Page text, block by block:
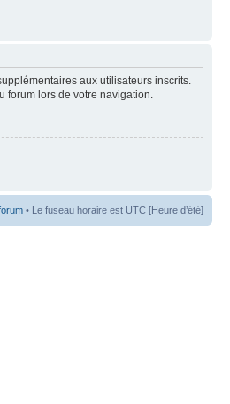
aux utilisateurs inscrits.
forum lors de votre navigation.
• Le fuseau horaire est UTC [Heure d’été]